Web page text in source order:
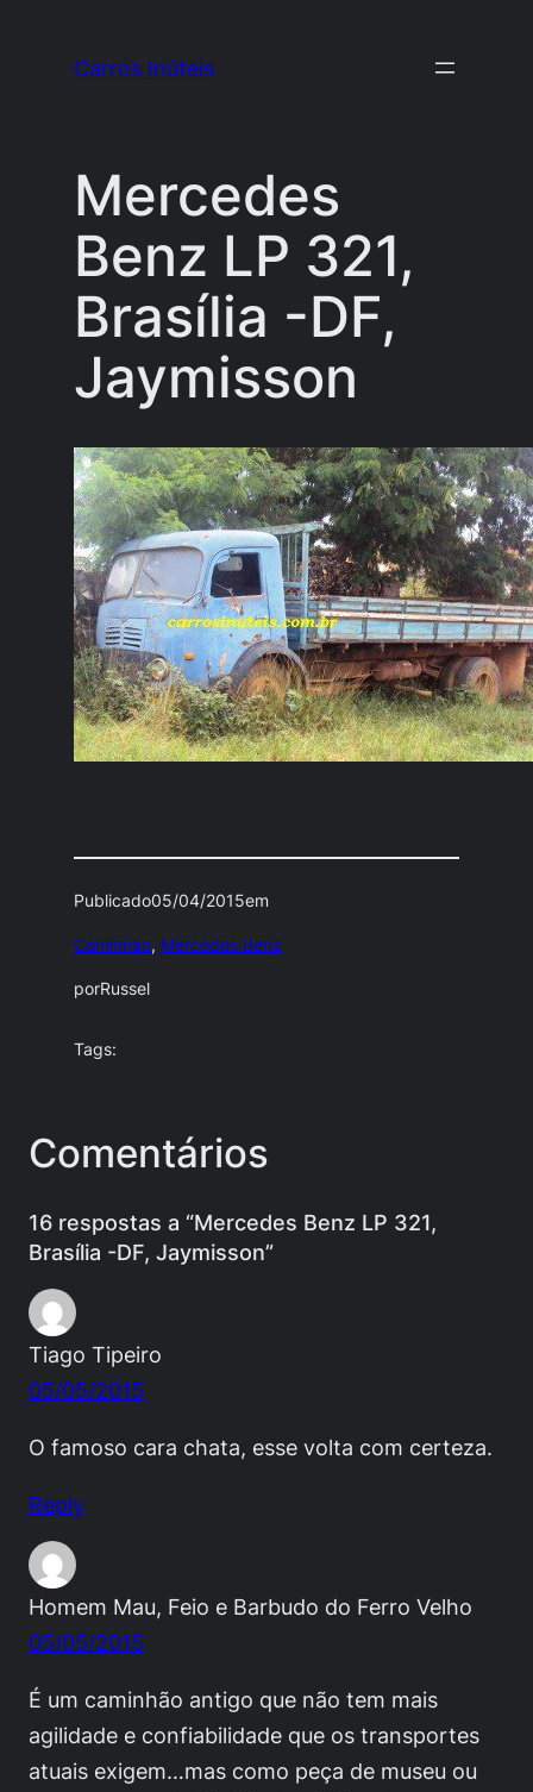
Carros Inúteis
Mercedes
Benz LP 321,
Brasília -DF,
Jaymisson
Publicado05/04/2015em
Caminhão, Mercedes Benz
porRussel
Tags:
Comentários
16 respostas a “Mercedes Benz LP 321,
Brasília -DF, Jaymisson”
Tiago Tipeiro
05/05/2015
O famoso cara chata, esse volta com certeza.
Reply
Homem Mau, Feio e Barbudo do Ferro Velho
05/05/2015
É um caminhão antigo que não tem mais
agilidade e confiabilidade que os transportes
atuais exigem…mas como peça de museu ou